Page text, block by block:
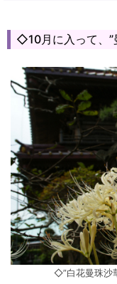
◇10月に入って、”
◇”白花曼珠沙